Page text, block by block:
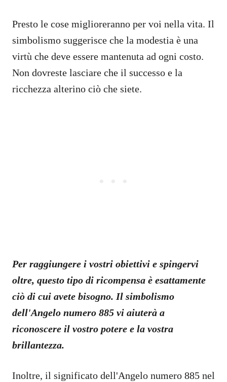
Presto le cose miglioreranno per voi nella vita. Il
simbolismo suggerisce che la modestia è una
virtù che deve essere mantenuta ad ogni costo.
Non dovreste lasciare che il successo e la
ricchezza alterino ciò che siete.
Per raggiungere i vostri obiettivi e spingervi
oltre, questo tipo di ricompensa è esattamente
ciò di cui avete bisogno. Il simbolismo
dell'Angelo numero 885 vi aiuterà a
riconoscere il vostro potere e la vostra
brillantezza.
Inoltre, il significato dell'Angelo numero 885 nel